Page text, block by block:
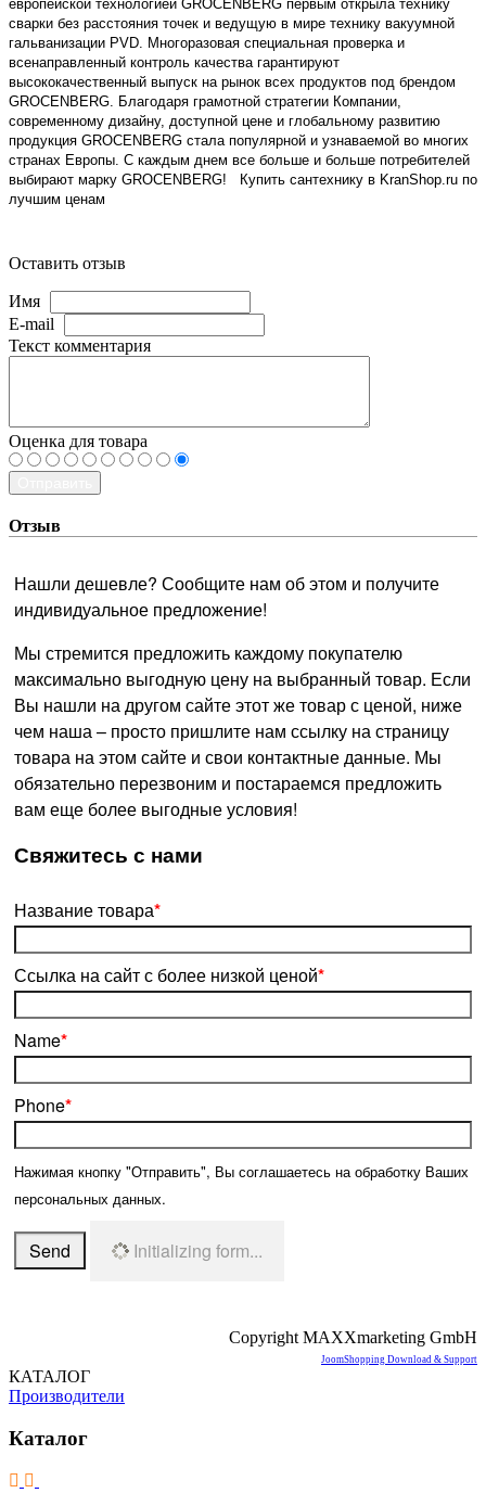
европейской технологией GROCENBERG первым открыла технику
сварки без расстояния точек и ведущую в мире технику вакуумной
гальванизации PVD. Многоразовая специальная проверка и
всенаправленный контроль качества гарантируют
высококачественный выпуск на рынок всех продуктов под брендом
GROCENBERG. Благодаря грамотной стратегии Компании,
современному дизайну, доступной цене и глобальному развитию
продукция GROCENBERG стала популярной и узнаваемой во многих
странах Европы. С каждым днем все больше и больше потребителей
выбирают марку GROCENBERG! Купить сантехнику в KranShop.ru по
лучшим ценам
Оставить отзыв
Имя
E-mail
Текст комментария
Оценка для товара
Отзыв
Нашли дешевле? Сообщите нам об этом и получите
индивидуальное предложение!
Мы стремится предложить каждому покупателю
максимально выгодную цену на выбранный товар. Если
Вы нашли на другом сайте этот же товар с ценой, ниже
чем наша – просто пришлите нам ссылку на страницу
товара на этом сайте и свои контактные данные. Мы
обязательно перезвоним и постараемся предложить
вам еще более выгодные условия!
­Свяжитесь с нами
Название товара*
Ссылка на сайт с более низкой ценой*
Name*
Phone*
Нажимая кнопку "Отправить", Вы соглашаетесь на обработку Ваших
персональных данных.
Send Initializing form...
Copyright MAXXmarketing GmbH
JoomShopping Download & Support
КАТАЛОГ
Производители
Каталог